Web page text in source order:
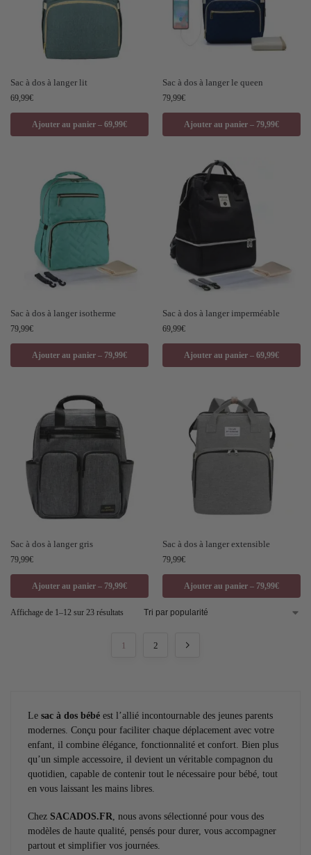
Sac à dos à langer lit
69,99€
Ajouter au panier – 69,99€
Sac à dos à langer le queen
79,99€
Ajouter au panier – 79,99€
Sac à dos à langer isotherme
79,99€
Ajouter au panier – 79,99€
Sac à dos à langer imperméable
69,99€
Ajouter au panier – 69,99€
Sac à dos à langer gris
79,99€
Ajouter au panier – 79,99€
Sac à dos à langer extensible
79,99€
Ajouter au panier – 79,99€
Affichage de 1–12 sur 23 résultats
1 2
Le sac à dos bébé est l’allié incontournable des jeunes parents
modernes. Conçu pour faciliter chaque déplacement avec votre
enfant, il combine élégance, fonctionnalité et confort. Bien plus
qu’un simple accessoire, il devient un véritable compagnon du
quotidien, capable de contenir tout le nécessaire pour bébé, tout
en vous laissant les mains libres.
Chez SACADOS.FR, nous avons sélectionné pour vous des
modèles de haute qualité, pensés pour durer, vous accompagner
partout et simplifier vos journées.